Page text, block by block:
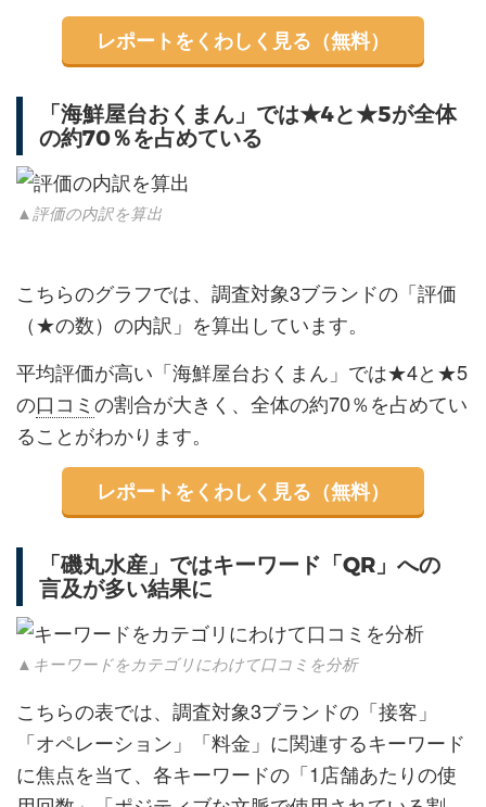
レポートをくわしく見る（無料）
「海鮮屋台おくまん」では★4と★5が全体
の約70％を占めている
▲評価の内訳を算出
こちらのグラフでは、調査対象3ブランドの「評価
（★の数）の内訳」を算出しています。
平均評価が高い「海鮮屋台おくまん」では★4と★5
の口コミ の割合が大きく、全体の約70％を占めてい
ることがわかります。
レポートをくわしく見る（無料）
「磯丸水産」ではキーワード「QR」への
言及が多い結果に
▲キーワードをカテゴリにわけて口コミを分析
こちらの表では、調査対象3ブランドの「接客」
「オペレーション」「料金」に関連するキーワード
に焦点を当て、各キーワードの「1店舗あたりの使